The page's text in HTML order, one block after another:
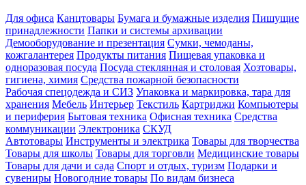
Для офиса Канцтовары Бумага и бумажные изделия Пишущие
принадлежности Папки и системы архивации
Демооборудование и презентация Сумки, чемоданы,
кожгалантерея Продукты питания Пищевая упаковка и
одноразовая посуда Посуда стеклянная и столовая Хозтовары,
гигиена, химия Средства пожарной безопасности
Рабочая спецодежда и СИЗ Упаковка и маркировка, тара для
хранения Мебель Интерьер Текстиль Картриджи Компьютеры
и периферия Бытовая техника Офисная техника Средства
коммуникации Электроника СКУД
Автотовары Инструменты и электрика Товары для творчества
Товары для школы Товары для торговли Медицинские товары
Товары для дачи и сада Спорт и отдых, туризм Подарки и
сувениры Новогодние товары По видам бизнеса